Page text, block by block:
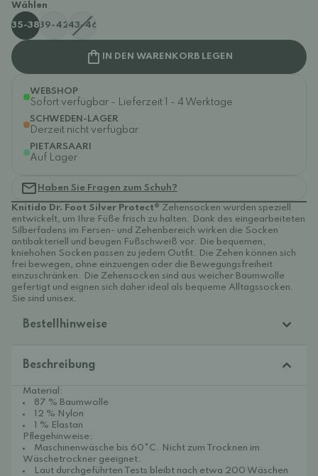
Wählen
35-3839-4243-46
IN DEN WARENKORB LEGEN
WEBSHOP
Sofort verfügbar - Lieferzeit 1 - 4 Werktage
SCHWEDEN-LAGER
Derzeit nicht verfügbar
PIETARSAARI
Auf Lager
Haben Sie Fragen zum Schuh?
Knitido Dr. Foot Silver Protect® Zehensocken wurden speziell
entwickelt, um Ihre Füße frisch zu halten. Dank des eingearbeiteten
Silberfadens im Fersen- und Zehenbereich wirken die Socken
antibakteriell und beugen Fußschweiß vor. Die bequemen,
kniehohen Socken passen zu jedem Outfit. Die Zehen können sich
frei bewegen, ohne einzuengen oder die Bewegungsfreiheit
einzuschränken. Die Zehensocken sind aus weicher Baumwolle
gefertigt und eignen sich daher ideal als bequeme Alltagssocken.
Sie sind unisex.
Bestellhinweise
Beschreibung
Material:
87 % Baumwolle
12 % Nylon
1 % Elastan
Pflegehinweise:
Maschinenwäsche bis 60°C. Nicht zum Trocknen im
Wäschetrockner geeignet.
Laut durchgeführten Tests bleibt nach etwa 200 Wäschen